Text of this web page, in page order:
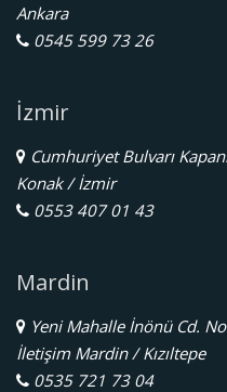
Ankara
0545 599 73 26
İzmir
Cumhuriyet Bulvarı
Konak / İzmir
0553 407 01 43
Mardin
Yeni Mahalle İnönü Cd.
İletişim Mardin / Kızıltepe
0535 721 73 04